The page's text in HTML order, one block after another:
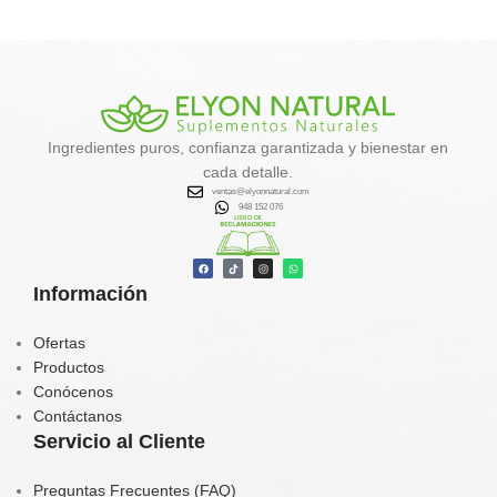
✔️
Favorece la eliminación de
toxinas
✔️Activa el metabolismo y la
quema de grasa natural
✔️Aporta energía, calcio, hierro y
vitaminas
✔️Contribuye al equilibrio
hormonal y tiroideo
Información
Ofertas
Productos
Conócenos
Contáctanos
Ingredientes puros, confianza garantizada y bienestar en
cada detalle.
ventas@elyonnatural.com
948 152 076
Servicio al Cliente
Preguntas Frecuentes (FAQ)